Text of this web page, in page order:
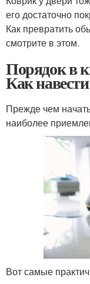
его достаточно
Как превратить
смотрите в этом.
Порядок в
Как
Прежде чем
наиболее
Вот самые